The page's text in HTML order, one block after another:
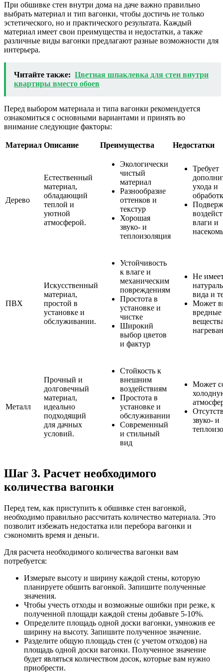
При обшивке стен внутри дома на даче важно правильно
выбрать материал и тип вагонки, чтобы достичь не только
эстетического, но и практического результата. Каждый
материал имеет свои преимущества и недостатки, а также
различные виды вагонки предлагают разные возможности для
интерьера.
Читайте также: Цветная шпаклевка для стен внутри
квартиры вместо обоев
Перед выбором материала и типа вагонки рекомендуется
ознакомиться с основными вариантами и принять во
внимание следующие факторы:
Материал Описание Преимущества Недостатки
Дерево
Естественный
материал,
обладающий
теплой и
уютной
атмосферой.
Экологически
чистый
материал
Разнообразие
оттенков и
текстур
Хорошая
звуко- и
теплоизоляция
Требует
ухода и
влаги и
ПВХ
Искусственный
материал,
простой в
установке и
обслуживании.
Устойчивость
к влаге и
механическим
повреждениям
Простота в
установке и
чистке
Широкий
выбор цветов
и фактур
Не
вида и
Может
вредные
Металл
Прочный и
долговечный
материал,
идеально
подходящий
для дачных
условий.
Стойкость к
внешним
воздействиям
Простота в
установке и
обслуживании
Современный
и стильный
вид
Может
звуко- и
Шаг 3. Расчет необходимого
количества вагонки
Перед тем, как приступить к обшивке стен вагонкой,
необходимо правильно рассчитать количество материала. Это
позволит избежать недостатка или перебора вагонки и
сэкономить время и деньги.
Для расчета необходимого количества вагонки вам
потребуется:
Измерьте высоту и ширину каждой стены, которую
планируете обшить вагонкой. Запишите полученные
значения.
Чтобы учесть отходы и возможные ошибки при резке, к
полученной площади каждой стены добавьте 5-10%.
Определите площадь одной доски вагонки, умножив ее
ширину на высоту. Запишите полученное значение.
Разделите общую площадь стен (с учетом отходов) на
площадь одной доски вагонки. Полученное значение
будет являться количеством досок, которые вам нужно
приобрести.